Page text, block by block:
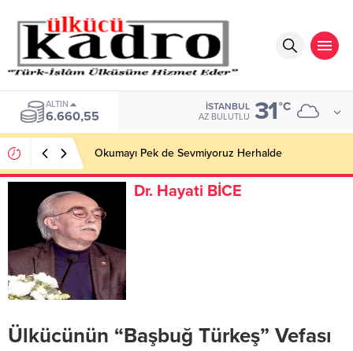
ALTIN
6.660,55
İSTANBUL
AZ BULUTLU 31°C
Okumayı Pek de Sevmiyoruz Herhalde
Dr. Hayati BİCE
Ülkücünün “Başbuğ Türkeş” Vefası